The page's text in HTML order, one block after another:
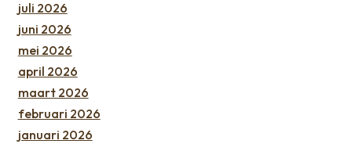
juli 2026
juni 2026
mei 2026
april 2026
maart 2026
februari 2026
januari 2026